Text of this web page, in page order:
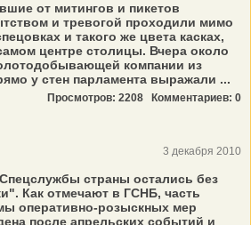
от митингов и пикетов
и тревогой проходили мимо
и такого же цвета касках,
центре столицы. Вчера около
компании из
у стен парламента выражали ...
Просмотров: 2208 Комментариев: 0
3 декабря 2010
страны остались без
Как отмечают в ГСНБ, часть
оперативно-розыскных мер
после апрельских событий и